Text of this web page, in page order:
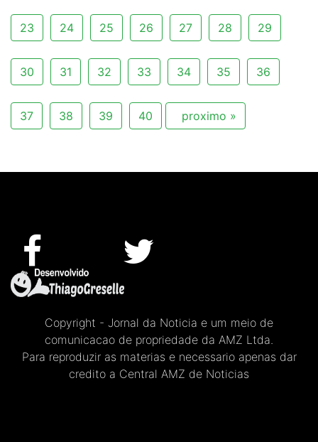
23 24 25 26 27 28 29
30 31 32 33 34 35 36
37 38 39 40 proximo »
Copyright - Jornal da Noticia e um meio de
comunicacao de propriedade da AMZ Ltda.
Para reproduzir as materias e necessario apenas dar
credito a Central AMZ de Noticias